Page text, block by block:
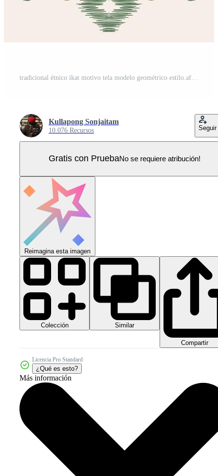
Kullapong Sonjaitam
10.076 Recursos Seguir
Gratis con PruebaNo se requiere atribución!
Reimagina esta imagen
Colección Similar
Compartir
Licencia Pro Standard
¿Qué es esto?
Más información